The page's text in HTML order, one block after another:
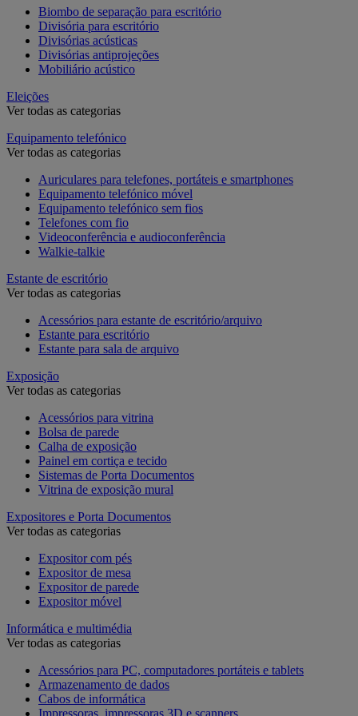
Biombo de separação para escritório
Divisória para escritório
Divisórias acústicas
Divisórias antiprojeções
Mobiliário acústico
Eleições
Ver todas as categorias
Equipamento telefónico
Ver todas as categorias
Auriculares para telefones, portáteis e smartphones
Equipamento telefónico móvel
Equipamento telefónico sem fios
Telefones com fio
Videoconferência e audioconferência
Walkie-talkie
Estante de escritório
Ver todas as categorias
Acessórios para estante de escritório/arquivo
Estante para escritório
Estante para sala de arquivo
Exposição
Ver todas as categorias
Acessórios para vitrina
Bolsa de parede
Calha de exposição
Painel em cortiça e tecido
Sistemas de Porta Documentos
Vitrina de exposição mural
Expositores e Porta Documentos
Ver todas as categorias
Expositor com pés
Expositor de mesa
Expositor de parede
Expositor móvel
Informática e multimédia
Ver todas as categorias
Acessórios para PC, computadores portáteis e tablets
Armazenamento de dados
Cabos de informática
Impressoras, impressoras 3D e scanners